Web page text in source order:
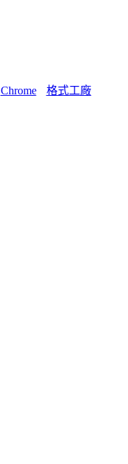
Chrome 格式工廠